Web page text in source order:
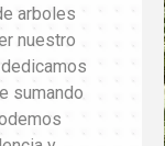
arboles
nuestro
sumando